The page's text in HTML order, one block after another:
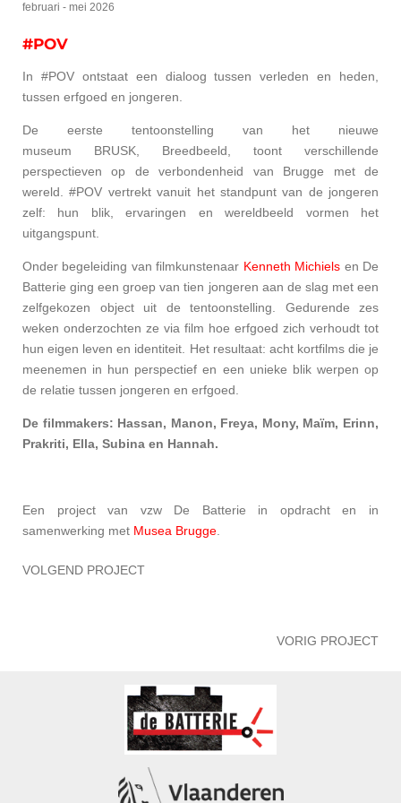
februari - mei 2026
#POV
In #POV ontstaat een dialoog tussen verleden en heden,
tussen erfgoed en jongeren.
De eerste tentoonstelling van het nieuwe
museum BRUSK, Breedbeeld , toont verschillende
perspectieven op de verbondenheid van Brugge met de
wereld. #POV vertrekt vanuit het standpunt van de jongeren
zelf: hun blik, ervaringen en wereldbeeld vormen het
uitgangspunt.
Onder begeleiding van filmkunstenaar Kenneth Michiels en De
Batterie ging een groep van tien jongeren aan de slag met een
zelfgekozen object uit de tentoonstelling. Gedurende zes
weken onderzochten ze via film hoe erfgoed zich verhoudt tot
hun eigen leven en identiteit.
Het resultaat: acht kortfilms die je
meenemen in hun perspectief en een unieke blik werpen op
de relatie tussen jongeren en erfgoed.
De filmmakers: Hassan, Manon, Freya, Mony, Maïm, Erinn,
Prakriti, Ella, Subina en Hannah.
Een project van vzw De Batterie in opdracht en in
samenwerking met Musea Brugge
VOLGEND PROJECT
VORIG PROJECT